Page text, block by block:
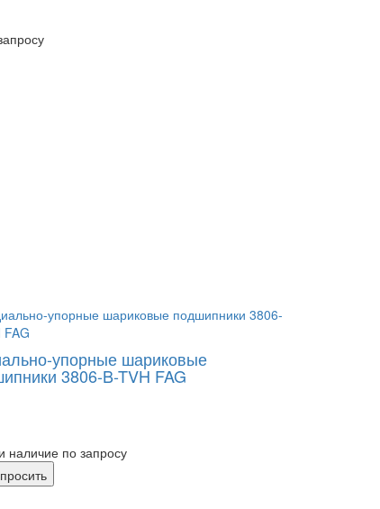
упорные шариковые
3806-B-TVH FAG
наличие по запросу